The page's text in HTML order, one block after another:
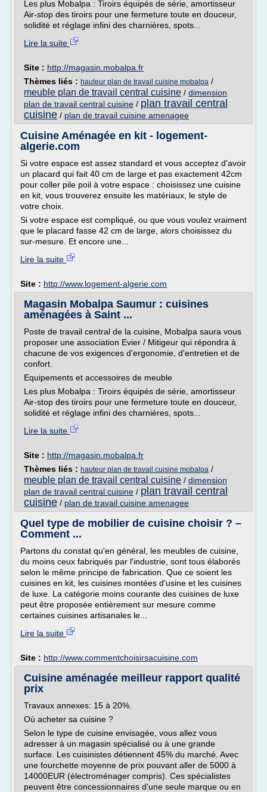
Les plus Mobalpa : Tiroirs équipés de série, amortisseur
Air-stop des tiroirs pour une fermeture toute en douceur,
solidité et réglage infini des charnières, spots...
Lire la suite
Site : http://magasin.mobalpa.fr
Thèmes liés : hauteur plan de travail cuisine mobalpa /
meuble plan de travail central cuisine / dimension
plan de travail central cuisine / plan travail central
cuisine / plan de travail cuisine amenagee
Cuisine Aménagée en kit - logement-
algerie.com
Si votre espace est assez standard et vous acceptez d'avoir
un placard qui fait 40 cm de large et pas exactement 42cm
pour coller pile poil à votre espace : choisissez une cuisine
en kit, vous trouverez ensuite les matériaux, le style de
votre choix.
Si votre espace est compliqué, ou que vous voulez vraiment
que le placard fasse 42 cm de large, alors choisissez du
sur-mesure. Et encore une...
Lire la suite
Site : http://www.logement-algerie.com
Magasin Mobalpa Saumur : cuisines
aménagées à Saint ...
Poste de travail central de la cuisine, Mobalpa saura vous
proposer une association Evier / Mitigeur qui répondra à
chacune de vos exigences d'ergonomie, d'entretien et de
confort.
Equipements et accessoires de meuble
Les plus Mobalpa : Tiroirs équipés de série, amortisseur
Air-stop des tiroirs pour une fermeture toute en douceur,
solidité et réglage infini des charnières, spots...
Lire la suite
Site : http://magasin.mobalpa.fr
Thèmes liés : hauteur plan de travail cuisine mobalpa /
meuble plan de travail central cuisine / dimension
plan de travail central cuisine / plan travail central
cuisine / plan de travail cuisine amenagee
Quel type de mobilier de cuisine choisir ? –
Comment ...
Partons du constat qu'en général, les meubles de cuisine,
du moins ceux fabriqués par l'industrie, sont tous élaborés
selon le même principe de fabrication. Que ce soient les
cuisines en kit, les cuisines montées d'usine et les cuisines
de luxe. La catégorie moins courante des cuisines de luxe
peut être proposée entièrement sur mesure comme
certaines cuisines artisanales le...
Lire la suite
Site : http://www.commentchoisirsacuisine.com
Cuisine aménagée meilleur rapport qualité
prix
Travaux annexes: 15 à 20%.
Où acheter sa cuisine ?
Selon le type de cuisine envisagée, vous allez vous
adresser à un magasin spécialisé ou à une grande
surface. Les cuisinistes détiennent 45% du marché. Avec
une fourchette moyenne de prix pouvant aller de 5000 à
14000EUR (électroménager compris). Ces spécialistes
peuvent être concessionnaires d'une seule marque ou en